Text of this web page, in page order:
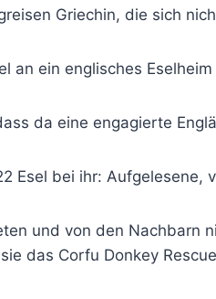
Griechin, die sich
an ein englisches
da eine engagierte
Esel bei ihr: Aufgelesene,
und von den Nachbarn
das Corfu Donkey